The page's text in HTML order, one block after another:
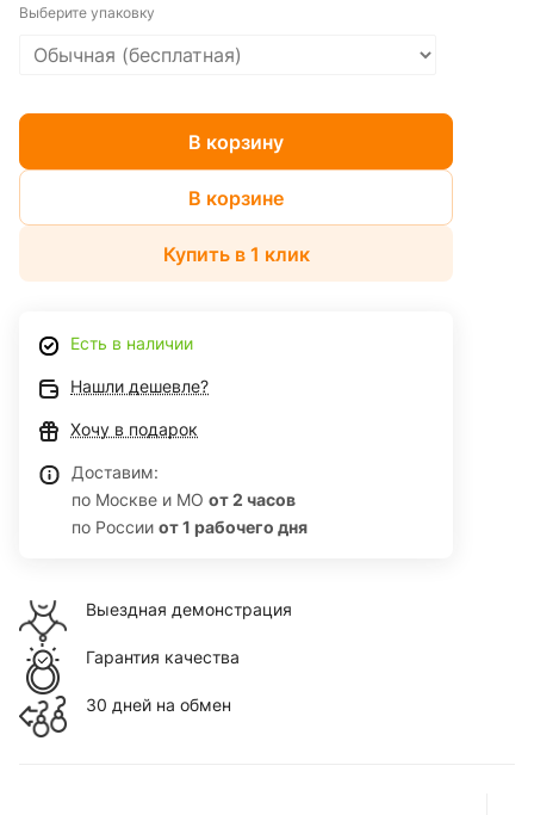
Выберите упаковку
В корзину
В корзине
Купить в 1 клик
Есть в наличии
Нашли дешевле?
Хочу в подарок
Доставим:
по Москве и МО от 2 часов
по России от 1 рабочего дня
Выездная демонстрация
Гарантия качества
30 дней на обмен